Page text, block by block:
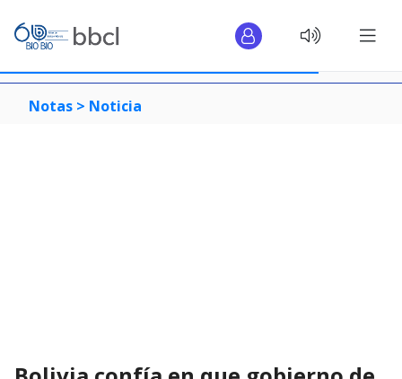
Notas > Noticia